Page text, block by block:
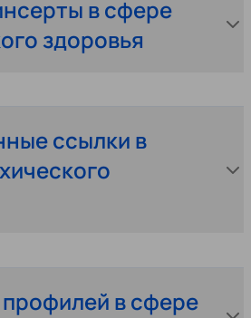
в сфере
здоровья
ссылки в
в сфере